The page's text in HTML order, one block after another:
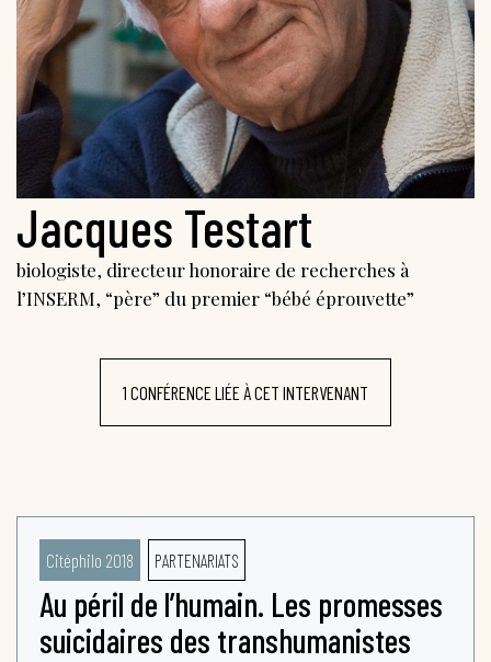
Jacques Testart
biologiste, directeur honoraire de recherches à
l’INSERM, “père” du premier “bébé éprouvette”
1 CONFÉRENCE LIÉE À CET INTERVENANT
Citéphilo 2018 PARTENARIATS
Au péril de l’humain. Les promesses
suicidaires des transhumanistes